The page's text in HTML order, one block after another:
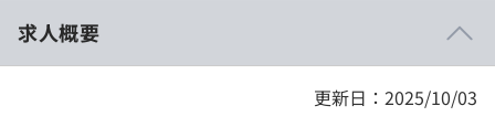
求人概要
更新日：2025/10/03